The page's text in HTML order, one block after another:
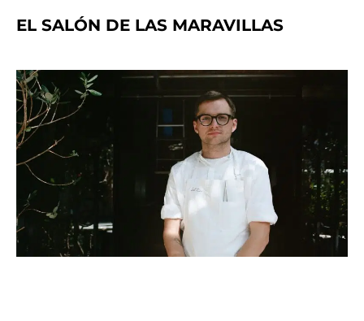
EL SALÓN DE LAS MARAVILLAS